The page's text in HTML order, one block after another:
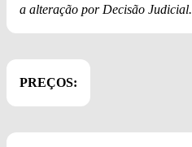
a alteração por Decisão Judicial.
PREÇOS: